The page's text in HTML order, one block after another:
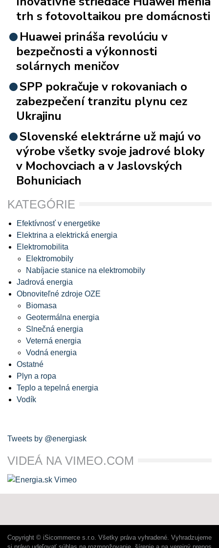
trh s fotovoltaikou pre domácnosti
Huawei prináša revolúciu v
bezpečnosti a výkonnosti
solárnych meničov
SPP pokračuje v rokovaniach o
zabezpečení tranzitu plynu cez
Ukrajinu
Slovenské elektrárne už majú vo
výrobe všetky svoje jadrové bloky
v Mochovciach a v Jaslovských
Bohuniciach
KATEGÓRIE
Efektívnosť v energetike
Elektrina a elektrická energia
Elektromobilita
Elektromobily
Nabíjacie stanice na elektromobily
Jadrová energia
Obnoviteľné zdroje OZE
Biomasa
Geotermálna energia
Slnečná energia
Veterná energia
Vodná energia
Ostatné
Plyn a ropa
Teplo a tepelná energia
Vodík
Tweets by @energiask
VIDEÁ NA VIMEO.COM
Copyright © iSicommerce s.r.o. Všetky práva vyhradené. Vyhradzujeme